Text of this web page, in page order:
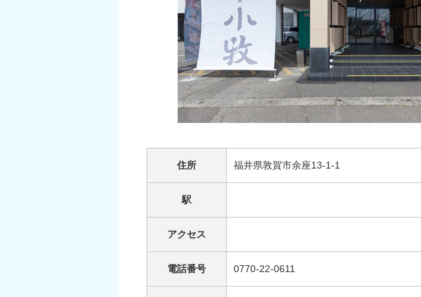
住所 福井県敦賀市余座13-1-1
駅
アクセス
電話番号 0770-22-0611